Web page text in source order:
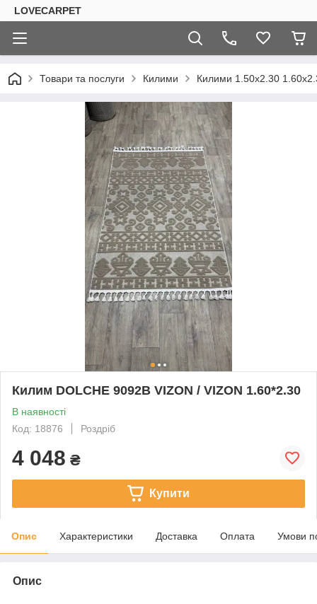
LOVECARPET
Товари та послуги Килими Килими 1.50х2.30
Килим DOLCHE 9092B VIZON / VIZON 1.60*2.30
В наявності
Код: 18876
Роздріб
4 048 ₴
Купити
Опис Характеристики Доставка Оплата Умови
Опис